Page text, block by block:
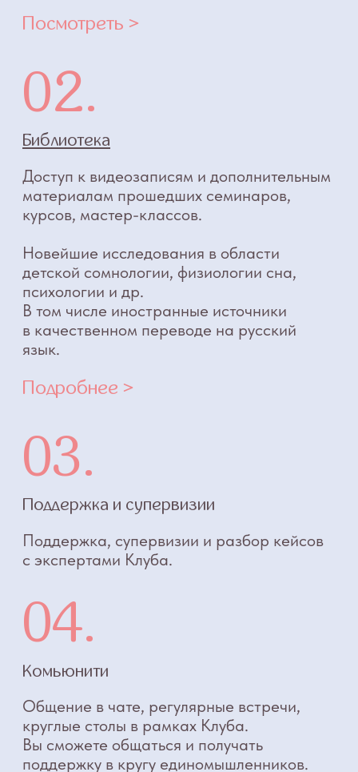
Посмотреть форматы обучения
необходимые знания для освоения
профессии.
недель. По завершении у вас будут
реальные отзывы от семей, с которыми
вы работали на курсе.
Напишите нам. Наша служба заботы
ответит на ваши вопросы, поможет
определиться, с чего начать путь
к изменениям. А также просто поговорит
с вами в момент, когда вам будет нужна
поддержка.
+7
Ваш вопрос
Я даюСогласиена обработку своих
персональных данных в соответствии с
Политикой конфиденциальности
Специалисты
Журнал о сне
Отзывы
Контакты